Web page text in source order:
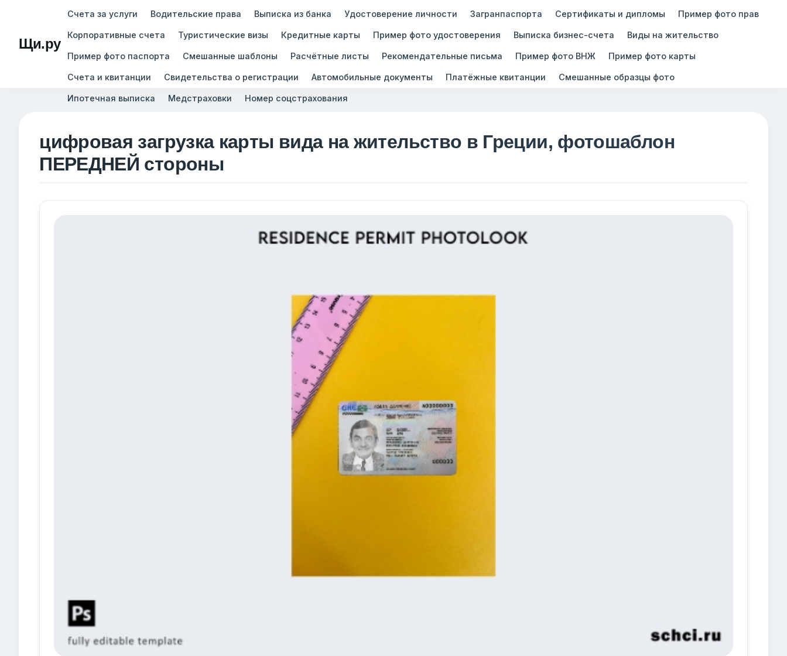
Щи.ру
Счета за услуги Водительские права Выписка из банка Удостоверение личности Загранпаспорта Сертификаты и дипломы Пример фото прав
Корпоративные счета Туристические визы Кредитные карты Пример фото удостоверения Выписка бизнес-счета Виды на жительство
Пример фото паспорта Смешанные шаблоны Расчётные листы Рекомендательные письма Пример фото ВНЖ Пример фото карты
Счета и квитанции Свидетельства о регистрации Автомобильные документы Платёжные квитанции Смешанные образцы фото
Ипотечная выписка Медстраховки Номер соцстрахования
цифровая загрузка карты вида на жительство в Греции, фотошаблон
ПЕРЕДНЕЙ стороны